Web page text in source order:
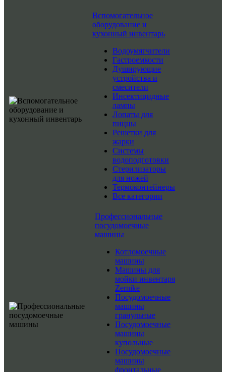
Вспомогательное
оборудование и
кухонный инвентарь
Водоумягчители
Гастроемкости
Душирующие
устройства и
смесители
Инсектицидные
лампы
Лопаты для
пиццы
Решетки для
жарки
Системы
водоподготовки
Стерилизаторы
для ножей
Термоконтейнеры
Все категории
Профессиональные
посудомоечные
машины
Котломоечные
машины
Машины для
мойки инвентаря
Zernike
Посудомоечные
машины
гранульные
Посудомоечные
машины
купольные
Посудомоечные
машины
фронтальные